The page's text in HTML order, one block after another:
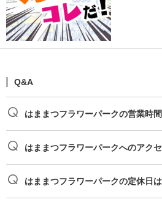
Q&A
はままつフラワーパークの営業時
はままつフラワーパークへのアク
はままつフラワーパークの定休日は